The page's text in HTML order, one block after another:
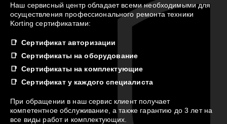
Наш сервисный центр обладает всеми необходимыми для
осуществления профессионального ремонта техники
Korting сертификатами:
Сертификат авторизации
Сертификаты на оборудование
Сертификаты на комплектующие
Сертификат у каждого специалиста
При обращении в наш сервис клиент получает
компетентное обслуживание, а также гарантию до 3 лет на
все виды работ и комплектующих.